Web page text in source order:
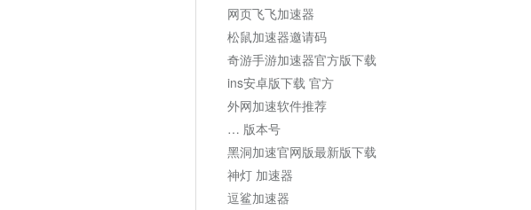
网页飞飞加速器
松鼠加速器邀请码
奇游手游加速器官方版下载
ins安卓版下载 官方
外网加速软件推荐
… 版本号
黑洞加速官网版最新版下载
神灯 加速器
逗鲨加速器